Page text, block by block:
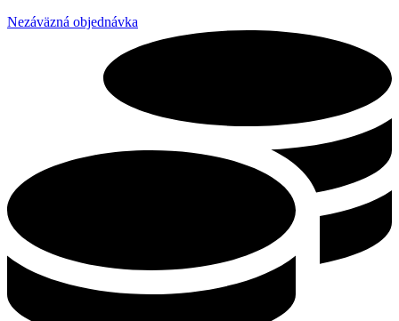
Nezáväzná objednávka